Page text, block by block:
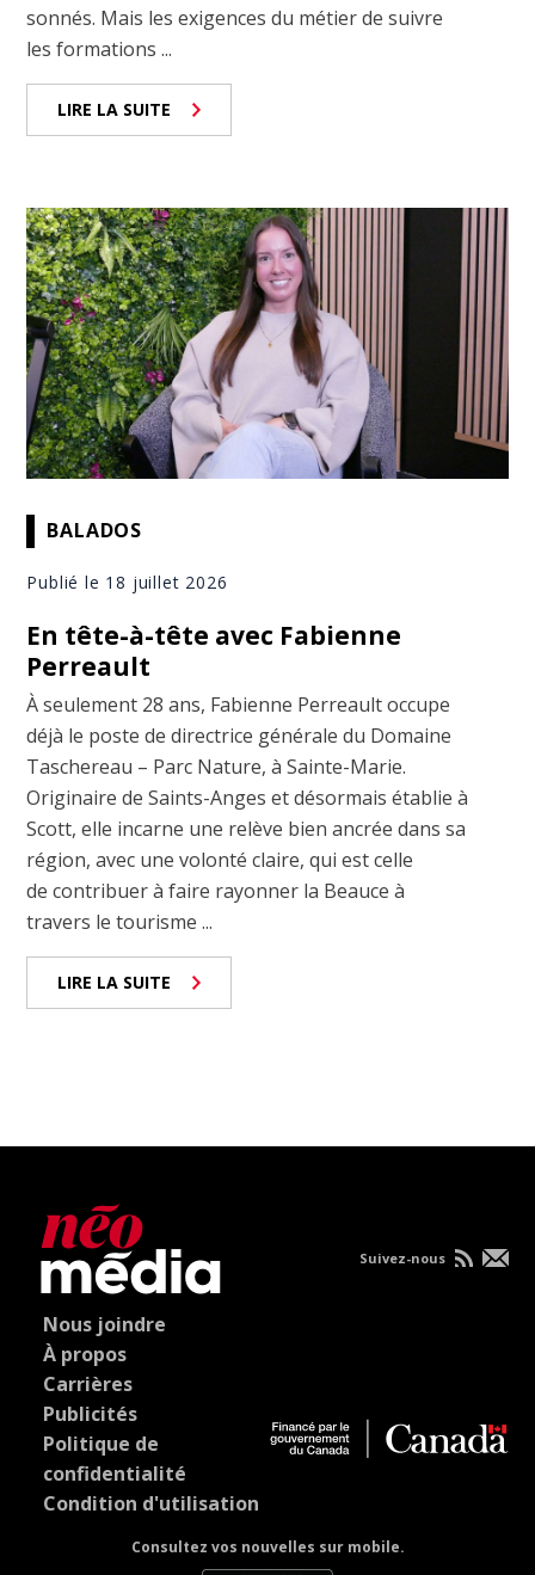
sonnés. Mais les exigences du métier de suivre
les formations ...
LIRE LA SUITE
BALADOS
Publié le 18 juillet 2026
En tête-à-tête avec Fabienne
Perreault
À seulement 28 ans, Fabienne Perreault occupe
déjà le poste de directrice générale du Domaine
Taschereau – Parc Nature, à Sainte-Marie.
Originaire de Saints-Anges et désormais établie à
Scott, elle incarne une relève bien ancrée dans sa
région, avec une volonté claire, qui est celle
de contribuer à faire rayonner la Beauce à
travers le tourisme ...
LIRE LA SUITE
Nous joindre
À propos
Carrières
Publicités
Politique de
confidentialité
Condition d'utilisation
Consultez vos nouvelles sur mobile.
Suivez-nous